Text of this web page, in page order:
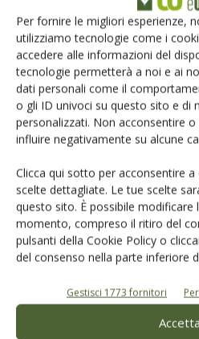
Per fornire le migliori esperienze,
utilizziamo tecnologie come i
accedere alle informazioni del
tecnologie permetterà a noi e ai
dati personali come il
o gli ID univoci su questo sito e di
personalizzati. Non acconsentire
influire negativamente su alcune
Clicca qui sotto per acconsentire
scelte dettagliate. Le tue scelte
questo sito. È possibile modificare
momento, compreso il ritiro del
pulsanti della Cookie Policy o
del consenso nella parte inferiore
Gestisci 1773 fornitori
Accetta
accennato agli aspetti tecnici
valorizzazione del patrimonio
vista della recente
dello sviluppo della produzione
Ai partecipanti iscritti alla
Agronomi e Dottori Forestali
sono stati certificati dei crediti
TAG evento Nova Forbici d'Oro
olivicoltura
tavola rotonda